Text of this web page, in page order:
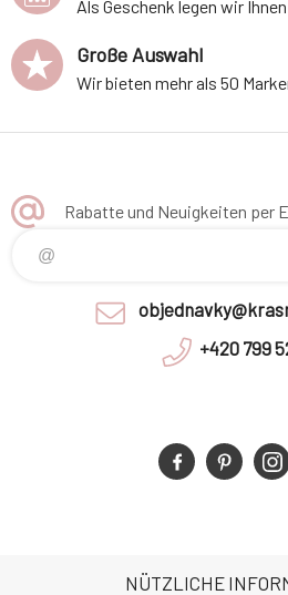
Als Geschenk legen wir
Große Auswahl
Wir bieten mehr als 50
Rabatte und Neuigkeiten per
+420 799
NÜTZLICHE